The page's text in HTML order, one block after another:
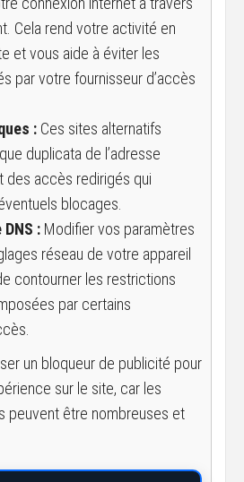
Cela rend votre activité en
et vous aide à éviter les
par votre fournisseur d’accès
: Ces sites alternatifs
duplicata de l’adresse
des accès redirigés qui
blocages.
: Modifier vos paramètres
réseau de votre appareil
contourner les restrictions
par certains
un bloqueur de publicité pour
sur le site, car les
peuvent être nombreuses et